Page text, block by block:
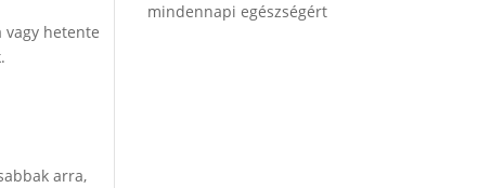
hetente
arra,
mindennapi egészségért